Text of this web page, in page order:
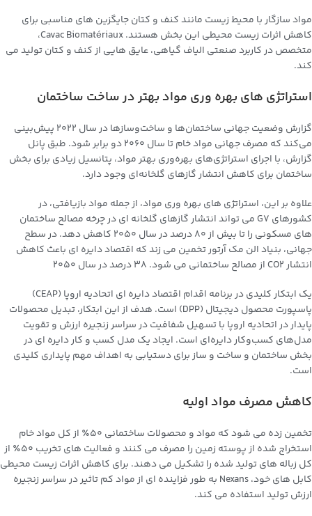
مواد سازگار با محیط زیست مانند کنف و کتان جایگزین های مناسبی برای
کاهش اثرات زیست محیطی این بخش هستند. Cavac Biomatériaux،
متخصص در کاربرد صنعتی الیاف گیاهی، عایق هایی از کنف و کتان تولید می
کند.
استراتژی های بهره وری مواد بهتر در ساخت ساختمان
گزارش وضعیت جهانی ساختمان‌ها و ساخت‌وسازها در سال 2022 پیش‌بینی
می‌کند که مصرف جهانی مواد خام تا سال 2060 دو برابر شود. طبق پانل
گزارش، با اجرای استراتژی‌های بهره‌وری بهتر مواد، پتانسیل زیادی برای بخش
ساختمان برای کاهش انتشار گازهای گلخانه‌ای وجود دارد.
علاوه بر این، استراتژی های بهره وری مواد، از جمله مواد بازیافتی، در
کشورهای G7 می تواند انتشار گازهای گلخانه ای در چرخه مصالح ساختمان
های مسکونی را تا بیش از 80 درصد در سال 2050 کاهش دهد. در سطح
جهانی، بنیاد الن مک آرتور تخمین می زند که اقتصاد دایره ای باعث کاهش
انتشار CO2 از مصالح ساختمانی می شود. 38 درصد در سال 2050
یک ابتکار کلیدی در برنامه اقدام اقتصاد دایره ای اتحادیه اروپا (CEAP)
پاسپورت محصول دیجیتال (DPP) است. هدف از این ابتکار، تبدیل محصولات
پایدار در اتحادیه اروپا با تسهیل شفافیت در سراسر زنجیره ارزش و تقویت
مدل‌های کسب‌وکار دایره‌ای است. ایجاد یک مدل کسب و کار دایره ای در
بخش ساختمان و ساخت و ساز برای دستیابی به اهداف مهم پایداری کلیدی
است.
کاهش مصرف مواد اولیه
تخمین زده می شود که مواد و محصولات ساختمانی 50٪ از کل مواد خام
استخراج شده از پوسته زمین را مصرف می کنند و فعالیت های تخریب 50٪ از
کل زباله های تولید شده را تشکیل می دهند. برای کاهش اثرات زیست محیطی
کابل های خود، Nexans به طور فزاینده ای از مواد کم تاثیر در سراسر زنجیره
ارزش تولید استفاده می کند.